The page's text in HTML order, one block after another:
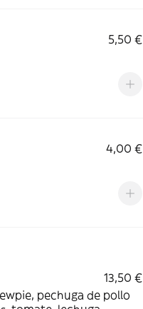
5,50 €
4,00 €
13,50 €
pechuga de pollo